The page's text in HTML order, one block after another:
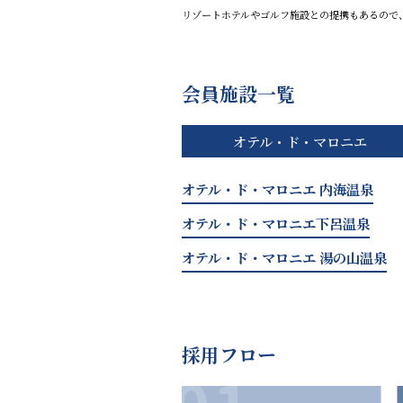
リゾートホテルやゴルフ施設との提携もあるの
会員施設一覧
オテル・ド・マロニエ
オテル・ド・マロニエ 内海温泉
オテル・ド・マロニエ下呂温泉
オテル・ド・マロニエ 湯の山温泉
採用フロー